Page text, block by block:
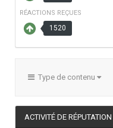
RÉACTIONS REÇUES
1520
Type de contenu
ACTIVITÉ DE RÉPUTATION